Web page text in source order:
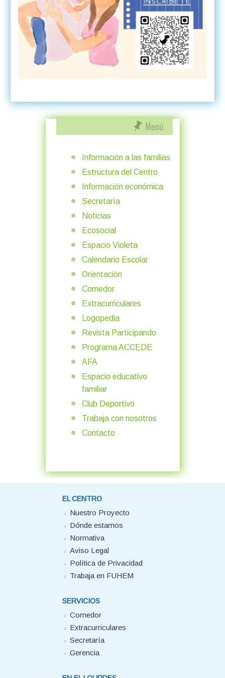
Información a las familias
Estructura del Centro
Información económica
Secretaría
Noticias
Ecosocial
Espacio Violeta
Calendario Escolar
Orientación
Comedor
Extracurriculares
Logopedia
Revista Participando
Programa ACCEDE
AFA
Espacio educativo
familiar
Club Deportivo
Trabaja con nosotros
Contacto
EL CENTRO
Nuestro Proyecto
Dónde estamos
Normativa
Aviso Legal
Política de Privacidad
Trabaja en FUHEM
SERVICIOS
Comedor
Extracurriculares
Secretaría
Gerencia